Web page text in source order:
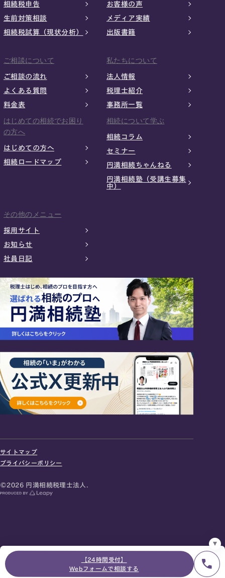
【24時間受付】
Webフォームで相談する
お急ぎの方は電話で面談予約
相続税申告
生前対策相談
相続税試算（現状分析）
お客様の声
メディア実績
出版書籍
ご相談について
ご相談の流れ
よくある質問
料金表
私たちについて
法人情報
税理士紹介
事務所一覧
はじめての相続でお困り
の方へ
はじめての方へ
相続ロードマップ
相続について学ぶ
相続コラム
セミナー
円満相続ちゃんねる
円満相続塾（受講生募集
中）
その他のメニュー
採用サイト
お知らせ
社員日記
サイトマップ
プライバシーポリシー
©2026 円満相続税理士法人.